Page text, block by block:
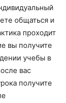
общаться и
проходит
вы получите
учебы в
вас
получите